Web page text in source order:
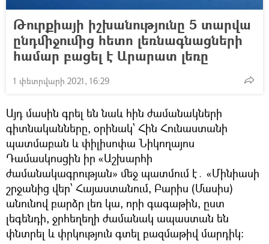
Թուրքիայի իշխանությունը 5 տարվա
ընդմիջումից հետո լեռնագնացների
համար բացել է Արարատ լեռը
1 փետրվարի 2021, 16:29
Այդ մասին գրել են նաև հին ժամանակների
գիտնականները, օրինակ՝ Հին Հունաստանի
պատմաբան և փիլիսոփա Նիկողայոս
Դամասկոսցին իր «Աշխարհի
ժամանակագրության» մեջ պատմում է․ «Մինիասի
շրջանից վեր՝ Հայաստանում, Բարիս (Մասիս)
անունով բարձր լեռ կա, որի գագաթին, ըստ
լեգենդի, ջրհեղեղի ժամանակ ապաստան են
փնտրել և փրկություն գտել բազմաթիվ մարդիկ։